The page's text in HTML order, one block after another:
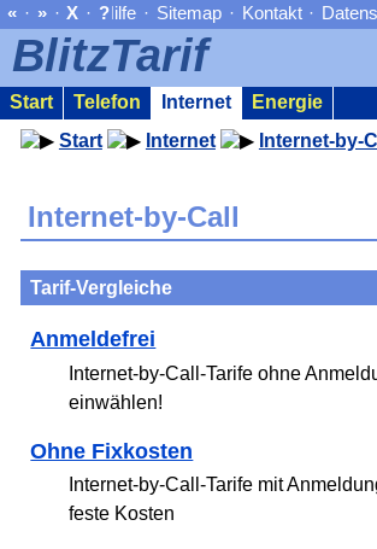
Internet-by-Call
Tarif-Vergleiche
Anmeldefrei
Internet-by-Call-Tarife ohne
einwählen!
Ohne Fixkosten
Internet-by-Call-Tarife mit
feste Kosten
Hilfe · Sitemap · Kontakt ·
« · » · X · ?
BlitzTarif
Start Telefon Internet
Energie
Start
Internet Internet-by-